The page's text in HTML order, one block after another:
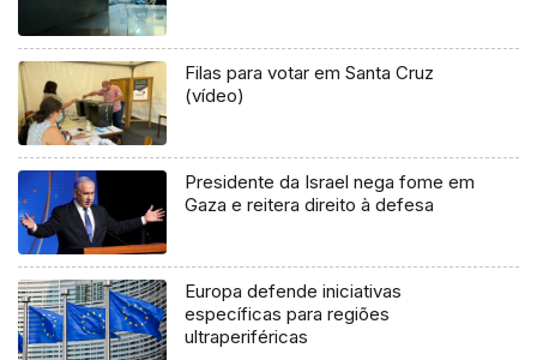
Filas para votar em Santa Cruz
(vídeo)
Presidente da Israel nega fome em
Gaza e reitera direito à defesa
Europa defende iniciativas
específicas para regiões
ultraperiféricas